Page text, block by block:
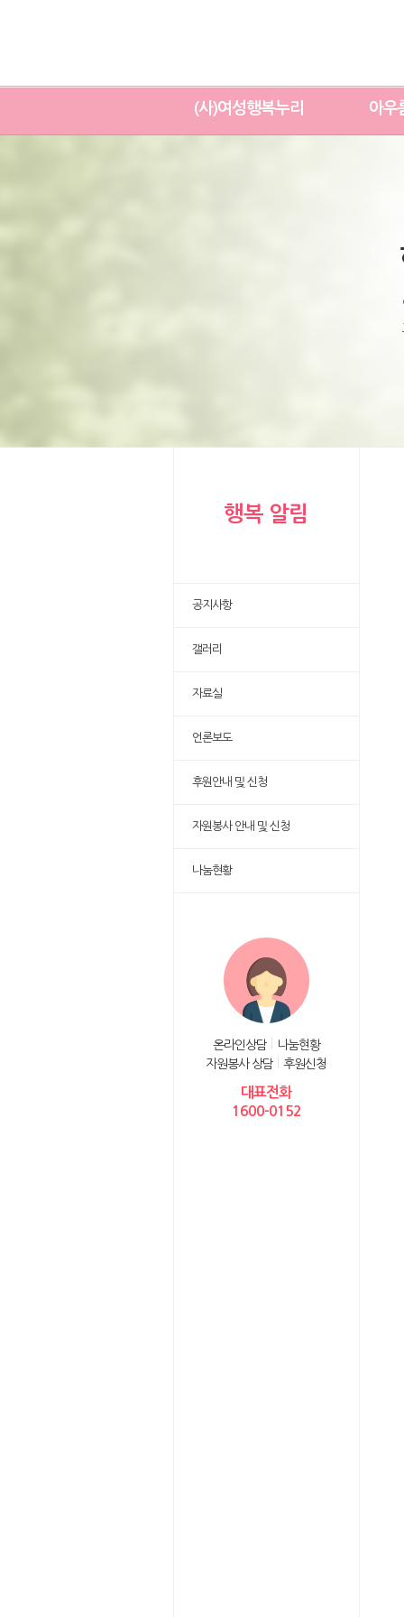
(사)여성행복누리 아우
행복 알림
공지사항
갤러리
자료실
언론보도
후원안내 및 신청
자원봉사 안내 및 신청
나눔현황
온라인상담
나눔현황
자원봉사 상담
후원신청
대표전화
1600-0152